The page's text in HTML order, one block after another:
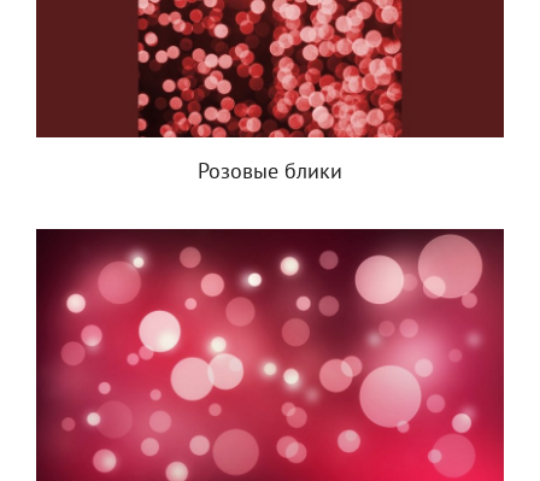
Розовые блики